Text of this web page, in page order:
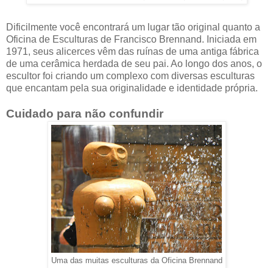
Dificilmente você encontrará um lugar tão original quanto a
Oficina de Esculturas de Francisco Brennand. Iniciada em
1971, seus alicerces vêm das ruínas de uma antiga fábrica
de uma cerâmica herdada de seu pai. Ao longo dos anos, o
escultor foi criando um complexo com diversas esculturas
que encantam pela sua originalidade e identidade própria.
Cuidado para não confundir
Uma das muitas esculturas da Oficina Brennand